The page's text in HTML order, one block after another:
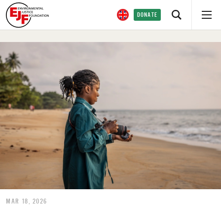
DONATE
MAR 18, 2026